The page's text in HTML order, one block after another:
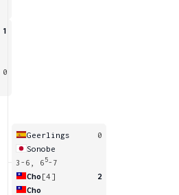
1
0
Geerlings
0
Sonobe
3-6, 6 5-7
Cho [4]
2
Cho